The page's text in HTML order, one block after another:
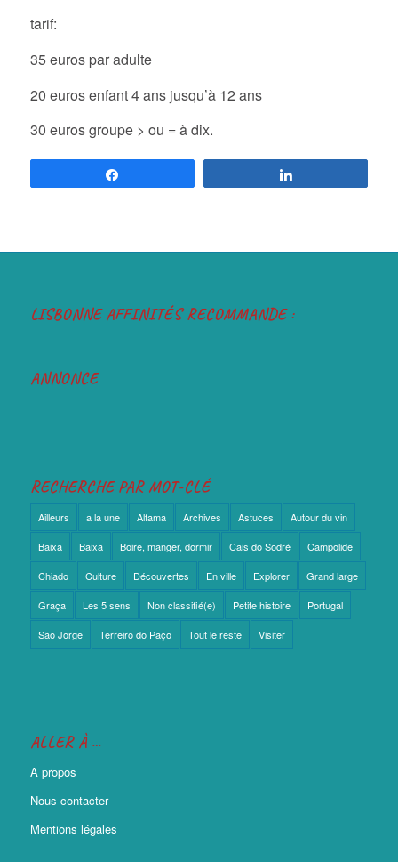
tarif:
35 euros par adulte
20 euros enfant 4 ans jusqu’à 12 ans
30 euros groupe > ou = à dix.
LISBONNE AFFINITÉS RECOMMANDE :
ANNONCE
RECHERCHE PAR MOT-CLÉ
Ailleurs a la une Alfama Archives Astuces Autour du vin
Baixa Baixa Boire, manger, dormir Cais do Sodré Campolide
Chiado Culture Découvertes En ville Explorer Grand large
Graça Les 5 sens Non classifié(e) Petite histoire Portugal
São Jorge Terreiro do Paço Tout le reste Visiter
ALLER À …
A propos
Nous contacter
Mentions légales